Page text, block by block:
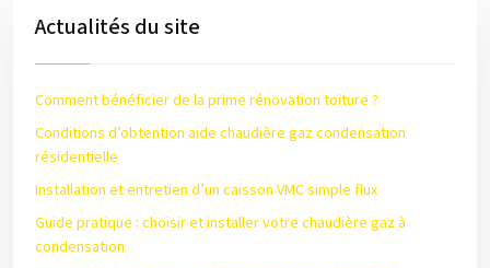
Actualités du site
Comment bénéficier de la prime rénovation toiture ?
Conditions d’obtention aide chaudière gaz condensation
résidentielle
Installation et entretien d’un caisson VMC simple flux
Guide pratique : choisir et installer votre chaudière gaz à
condensation